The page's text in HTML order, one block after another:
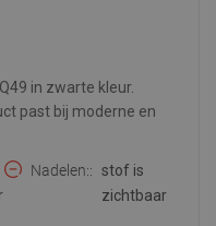
in zwarte kleur.
past bij moderne en
Nadelen:
stof is
zichtbaar